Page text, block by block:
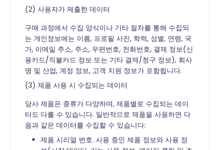
(2) 사용자가 제출한 데이터
구매 과정에서 수집 양식이나 기타 절차를 통해 수집되
는 개인정보에는 이름, 프로필 사진, 학력, 성별, 연령, 국
가, 이메일 주소, 주소, 우편번호, 전화번호, 결제 정보(신
용카드/직불카드 정보 또는 기타 결제/청구 정보), 회사
명 및 산업, 계정 정보, 고객 지원 정보가 포함됩니다.
(3) 제품 사용 시 수집되는 데이터
당사 제품은 종류가 다양하며, 제품별로 수집되는 데이
터도 다를 수 있습니다. 일반적으로 제품을 사용하면 다
음과 같은 데이터를 수집할 수 있습니다:
제품 시리얼 번호. 사용 중인 제품 정보와 사용 정